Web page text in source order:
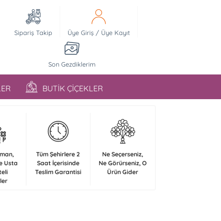
Sipariş Takip Üye Giriş/ Üye Kayıt
Son Gezdiklerim
BUTİK ÇİÇEKLER
Usta
Tüm Şehirlere 2
Saat İçerisinde
Teslim Garantisi
Ne Seçerseniz,
Ne Görürseniz, O
Ürün Gider